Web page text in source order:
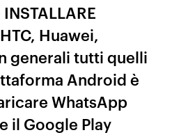
Huawei,
generali tutti quelli
Android è
WhatsApp
il Google Play